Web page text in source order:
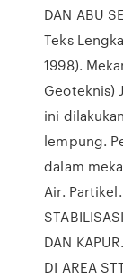
DAN ABU
Teks
1998).
Geoteknis)
ini
lempung.
dalam
Air.
DAN
DI AREA